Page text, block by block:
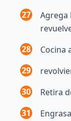
27
Agrega
28
Cocina
29
30
Retira
31